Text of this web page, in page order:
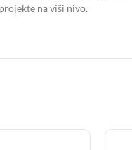
na viši nivo.